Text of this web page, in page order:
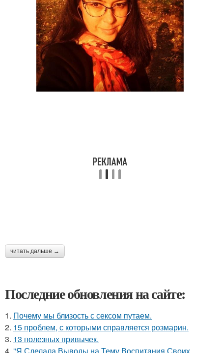
читать дальше →
Последние обновления на сайте:
1. Почему мы близость с сексом путаем.
2. 15 проблем, с которыми справляется розмарин.
3. 13 полезных привычек.